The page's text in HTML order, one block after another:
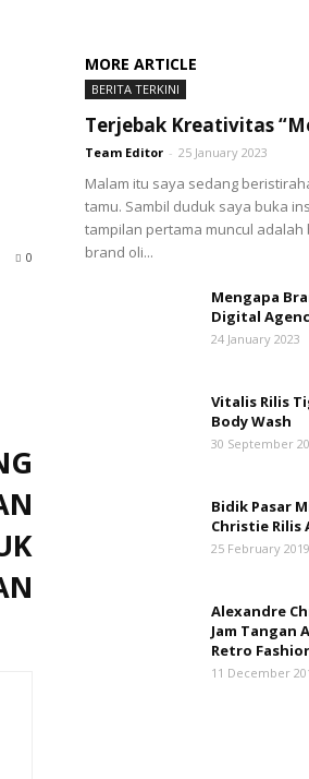
0
MORE ARTICLE
BERITA TERKINI
Terjebak Kreativitas
Team Editor - 25 January 2023
Malam itu saya sedang
tamu. Sambil duduk saya buka
tampilan pertama muncul
brand oli...
Mengapa
Digital
24 January 2023
Vitalis Rilis
Body Wash
30 September
Bidik Pasar
Christie Rilis
25 February 2019
Alexandre
Jam Tangan
Retro
11 December